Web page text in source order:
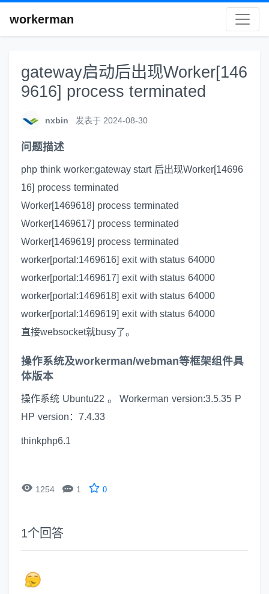
workerman
gateway启动后出现Worker[146
9616] process terminated
nxbin 发表于 2024-08-30
问题描述
php think worker:gateway start 后出现Worker[14696
16] process terminated
Worker[1469618] process terminated
Worker[1469617] process terminated
Worker[1469619] process terminated
worker[portal:1469616] exit with status 64000
worker[portal:1469617] exit with status 64000
worker[portal:1469618] exit with status 64000
worker[portal:1469619] exit with status 64000
直接websocket就busy了。
操作系统及workerman/webman等框架组件具
体版本
操作系统 Ubuntu22 。 Workerman version:3.5.35 P
HP version：7.4.33
thinkphp6.1
 1254  1 0
1个回答